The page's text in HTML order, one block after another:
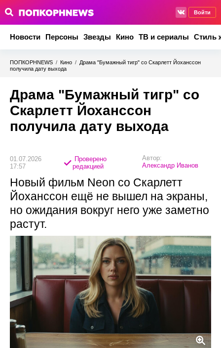
Войти
Новости Персоны Звезды Кино ТВ и сериалы Стиль
ПОПКОРНNEWS / Кино / Драма "Бумажный тигр" со Скарлетт Йоханссон
получила дату выхода
Драма "Бумажный тигр" со
Скарлетт Йоханссон
получила дату выхода
01.07.2026
17:57
Проверено
редакцией
Автор:
Александр Иванов
Новый фильм Neon со Скарлетт
Йоханссон ещё не вышел на экраны,
но ожидания вокруг него уже заметно
растут.